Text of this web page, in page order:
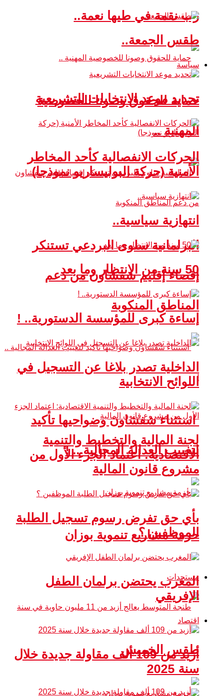
رب نقمة في طيها نعمة..
حماية للحقوق وصونا للخصوصية
المهنية ..
البرلمانية سلوى البردعي تستنكر
إقصاء إقليم شفشاون من دعم
المناطق المنكوبة
استثناء شفشاون وضواحيها تأكيد
لتغييب العدالة المجالية .. !
حزمة مشاريع تنموية بوزان
مستجدات
طقس الخميس
طقس الجمعة..
سياسة
تحديد موعد الانتخابات التشريعية
الحركات الانفصالية كأحد المخاطر
الأمنية (حركة البوليساريو نموذجا)
انتهازية سياسية..
50 سنة من الانتظار وما بعد
إساءة كبرى للمؤسسة الدستورية.. !
الداخلية تصدر بلاغا عن التسجيل في
اللوائح الانتخابية
لجنة المالية والتخطيط والتنمية
الاقتصادية: اعتماد الجزء الأول من
مشروع قانون المالية
بأي حق تفرض رسوم تسجيل الطلبة
الموظفين ؟
المغرب يحتضن برلمان الطفل
الإفريقي
اقتصاد
أزيد من 109 ألف مقاولة جديدة خلال
سنة 2025